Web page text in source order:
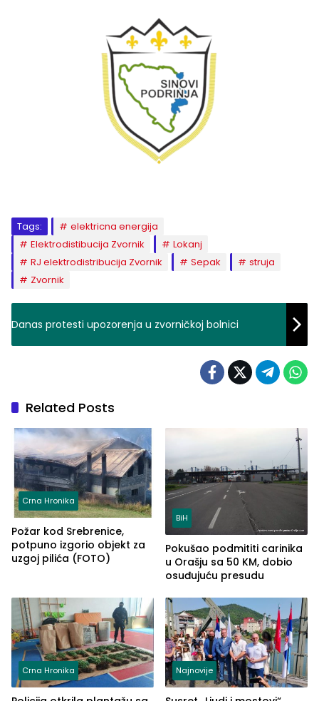
Tags:
elektricna energija
Elektrodistibucija Zvornik
Lokanj
RJ elektrodistribucija Zvornik
Sepak
struja
Zvornik
Danas protesti upozorenja u zvorničkoj bolnici
Related Posts
Crna Hronika
Požar kod Srebrenice,
potpuno izgorio objekt za
uzgoj pilića (FOTO)
BiH
Pokušao podmititi carinika
u Orašju sa 50 KM, dobio
osuđujuću presudu
Crna Hronika Najnovije